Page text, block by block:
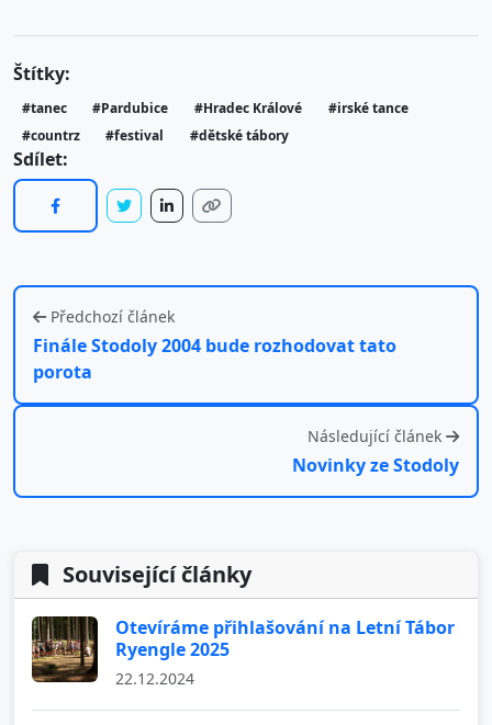
Štítky:
#tanec #Pardubice #Hradec Králové
#irské tance
#countrz
#festival #dětské tábory
Sdílet:
Předchozí článek
Finále Stodoly 2004 bude rozhodovat tato
porota
Následující článek
Novinky ze Stodoly
Související články
Otevíráme přihlašování na Letní Tábor
Ryengle 2025
22.12.2024